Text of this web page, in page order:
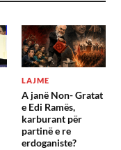
LAJME
A janë Non- Gratat
e Edi Ramës,
karburant për
partinë e re
erdoganiste?